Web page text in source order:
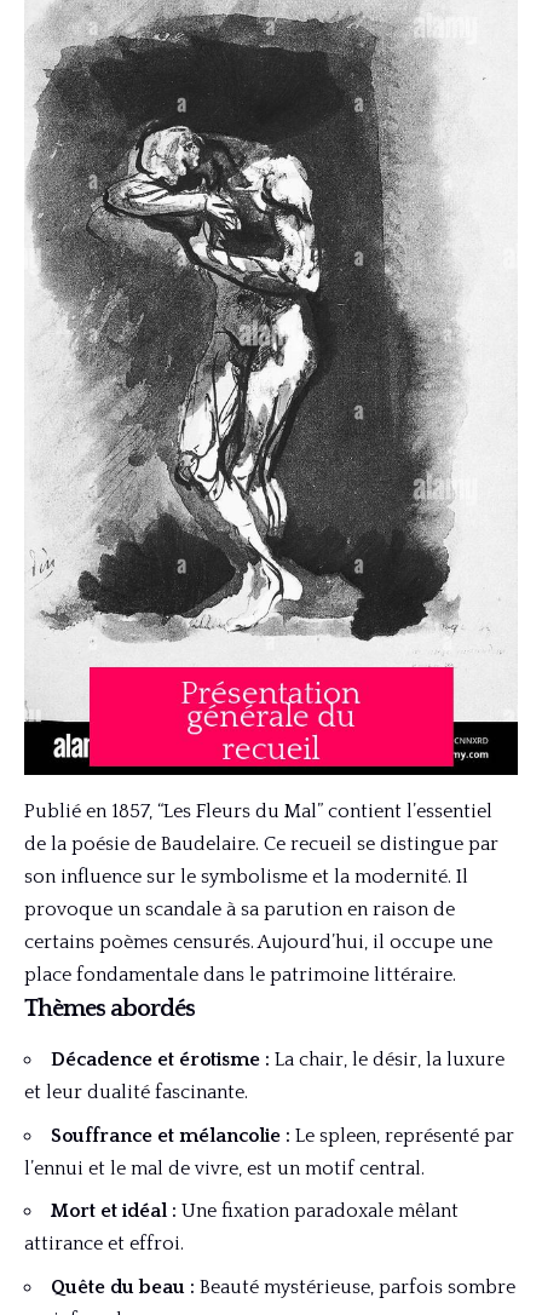
Publié en 1857, “Les Fleurs du Mal” contient l’essentiel
de la poésie de Baudelaire. Ce recueil se distingue par
son influence sur le symbolisme et la modernité. Il
provoque un scandale à sa parution en raison de
certains poèmes censurés. Aujourd’hui, il occupe une
place fondamentale dans le patrimoine littéraire.
Thèmes abordés
Décadence et érotisme : La chair, le désir, la luxure
et leur dualité fascinante.
Souffrance et mélancolie : Le spleen, représenté par
l’ennui et le mal de vivre, est un motif central.
Mort et idéal : Une fixation paradoxale mêlant
attirance et effroi.
Quête du beau : Beauté mystérieuse, parfois sombre